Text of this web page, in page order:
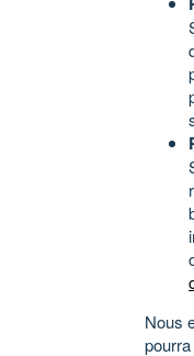
Nous